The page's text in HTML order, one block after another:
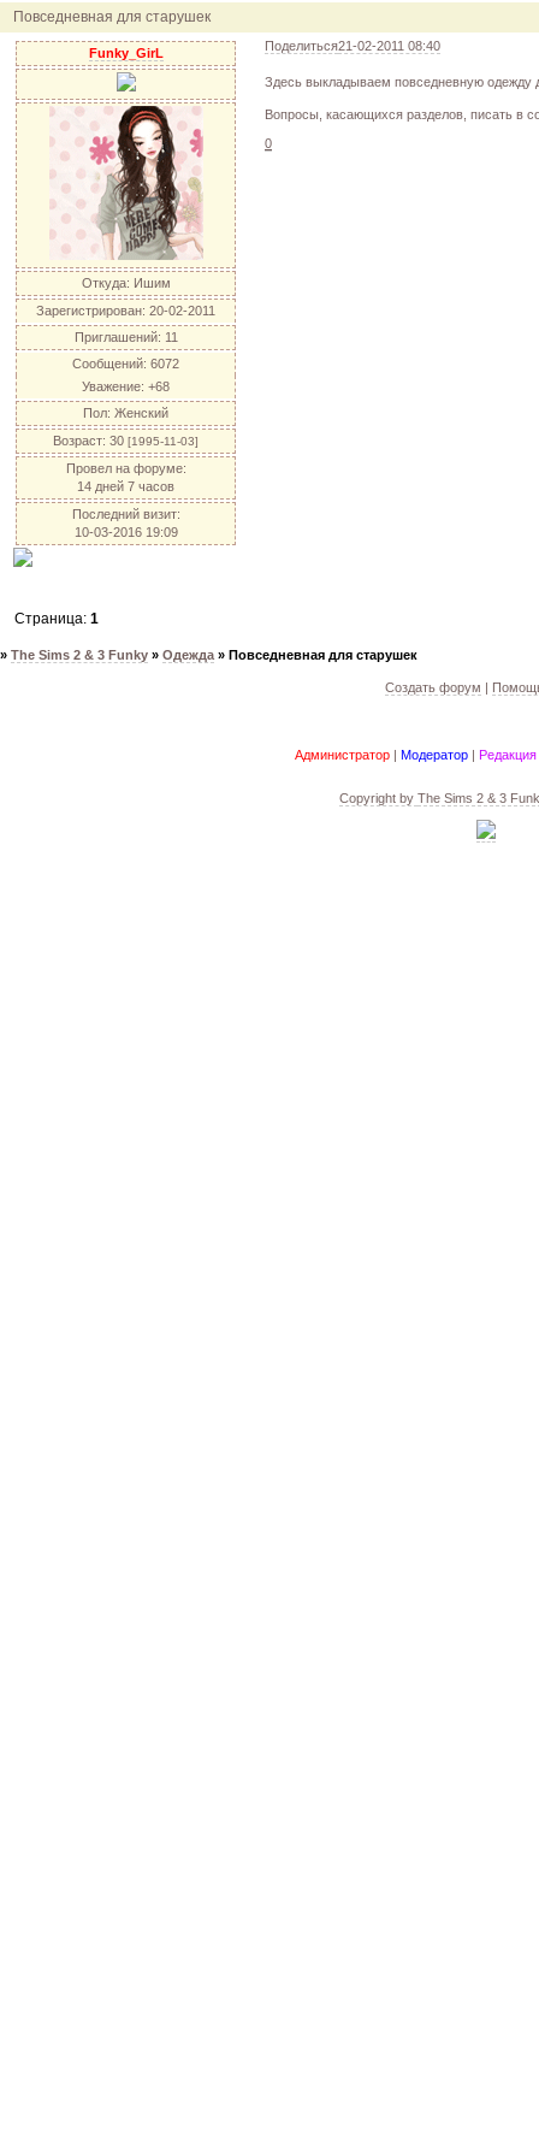
04.04.11
акция
акция "Друг"
04.04.11
акция акция "Downloads"
Повседневная для старушек
Поделиться21-02-2011 08:40
Funky_GirL
Откуда: Ишим
Зарегистрирован: 20-02-2011
Приглашений: 11
Сообщений: 6072
Уважение: +68
Пол: Женский
Возраст: 30 [1995-11-03]
Провел на форуме:
14 дней 7 часов
Последний визит:
10-03-2016 19:09
Здесь выкладываем повседневную одежду
Вопросы, касающихся разделов, писать в
0
Страница:1
» The Sims 2 & 3 Funky » Одежда » Повседневная для старушек
Создать форум |
Администратор | Модератор | Редакция
Copyright by The Sims 2 & 3